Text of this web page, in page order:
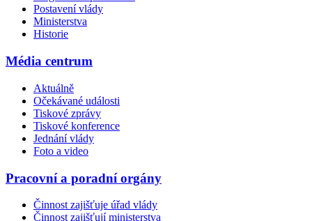
Postavení vlády
Ministerstva
Historie
Média centrum
Aktuálně
Očekávané události
Tiskové zprávy
Tiskové konference
Jednání vlády
Foto a video
Pracovní a poradní orgány
Činnost zajišťuje úřad vlády
Činnost zajišťují ministerstva